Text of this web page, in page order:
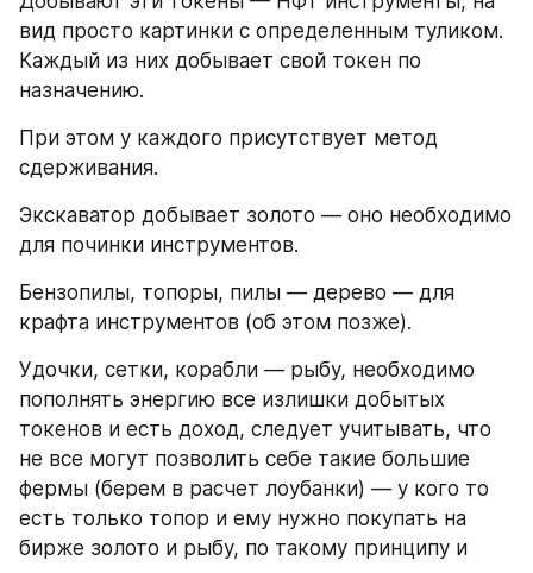
вид просто картинки с определенным туликом.
Каждый из них добывает свой токен по
назначению.
При этом у каждого присутствует метод
сдерживания.
Экскаватор добывает золото — оно необходимо
для починки инструментов.
Бензопилы, топоры, пилы — дерево — для
крафта инструментов (об этом позже).
Удочки, сетки, корабли — рыбу, необходимо
пополнять энергию все излишки добытых
токенов и есть доход, следует учитывать, что
не все могут позволить себе такие большие
фермы (берем в расчет лоубанки) — у кого то
есть только топор и ему нужно покупать на
бирже золото и рыбу, по такому принципу и